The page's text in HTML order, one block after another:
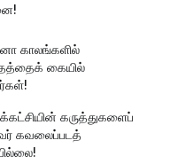
காலங்களில்
கையில்
கருத்துகளைப்
கவலைப்படத்